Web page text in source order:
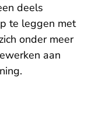
deels
te leggen met
onder meer
aan